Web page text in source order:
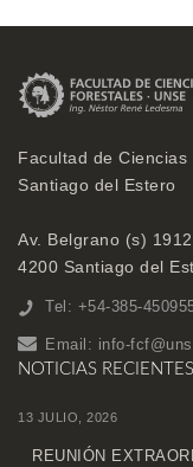
Facultad de
Santiago del Estero
Av. Belgrano (s) 1912,
4200 Santiago del
Tel: +54-385-
Email: info-
NOTICIAS RECIENTES
13 JULIO, 2026
REUNIÓN